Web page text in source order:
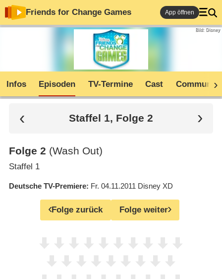
Friends for Change Games App öffnen
Bild: Disney
Infos Episoden TV-Termine Cast Community
Staffel 1, Folge 2
Folge 2 (Wash Out)
Staffel 1
Deutsche TV-Premiere Fr. 04.11.2011 Disney XD
Folge zurück Folge weiter